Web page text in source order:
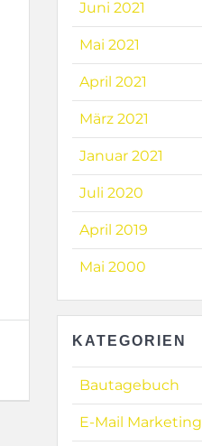
Juni 2021
Mai 2021
April 2021
März 2021
Januar 2021
Juli 2020
April 2019
Mai 2000
KATEGORIEN
Bautagebuch
E-Mail Marketing